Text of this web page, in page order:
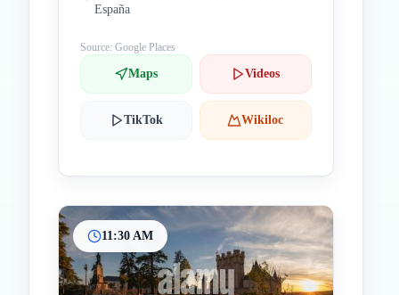
España
Source: Google Places
Maps Videos
TikTok Wikiloc
11:30 AM